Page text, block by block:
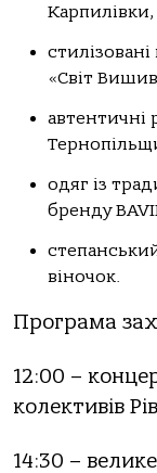
Карпилівки,
«Світ
автентичні
одяг із
бренду
віночок.
Програма
12:00 –
колективів
14:30 –